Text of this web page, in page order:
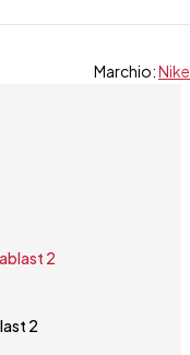
Marchio:Nike
2